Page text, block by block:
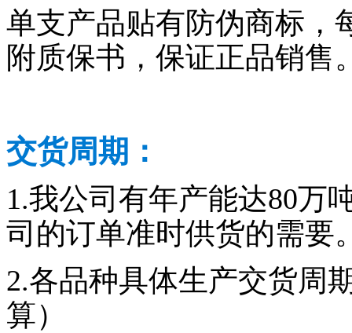
单支产品贴有防伪商标，
附质保书，保证正品销售
交货周期：
1.我公司有年产能达80万
司的订单准时供货的需要
2.各品种具体生产交货周
算）